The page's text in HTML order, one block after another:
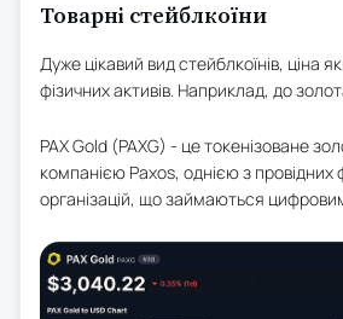
Товарні стейблкоїни
Дуже цікавий вид стейблкоїнів, ціна
фізичних активів. Наприклад, до
PAX Gold (PAXG) - це токенізоване
компанією Paxos, однією з провідних
організацій, що займаються